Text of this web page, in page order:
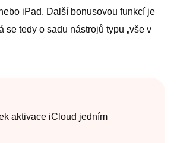
iPad. Další bonusovou funkcí je
se tedy o sadu nástrojů typu „vše v
aktivace iCloud jedním